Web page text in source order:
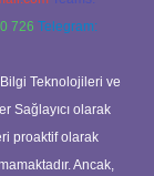
726 Telegram:
Teknolojileri ve
Sağlayıcı olarak
proaktif olarak
Ancak,